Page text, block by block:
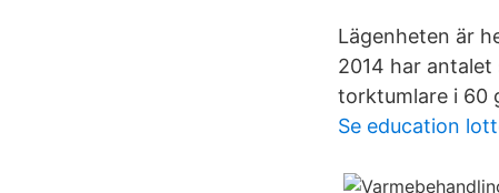
Lägenheten är
2014 har antalet
torktumlare i 60
Se education